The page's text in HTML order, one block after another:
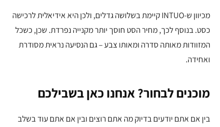
מכיוון ש-INTUO קיימת בשלושה גדלים, ולכן היא אידיאלית לרכישה
כסט. בנוסף לכך, מחיר הסט חוסך יותר מקנייה נפרדת. שכן, כשכל
המזוודות מאותה סדרה ומאותו צבע – גם הנסיעה נראית מסודרת
ואחידה.
מוכנים לבחור? אנחנו כאן בשבילכם
בין אם אתם יודעים בדיוק מה אתם רוצים ובין אם אתם עוד בשלב